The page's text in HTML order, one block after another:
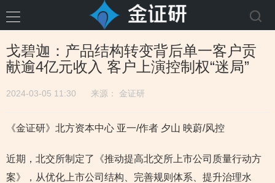
戈碧迦：产品结构转变背后单一客户贡
献逾4亿元收入 客户上演控制权“迷局”
2024-03-05 11:30 来源： 金证研
《金证研》北方资本中心 亚一/作者 夕山 映蔚/风控
近期，北交所制定了《推动提高北交所上市公司质量行动方
案》，从优化上市公司结构、完善规则体系、提升治理水